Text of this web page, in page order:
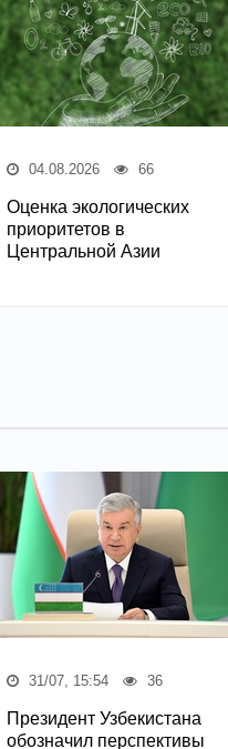
04.08.2026 66
Оценка экологических
приоритетов в
Центральной Азии
31/07, 15:54 36
Президент Узбекистана
обозначил перспективы